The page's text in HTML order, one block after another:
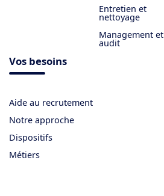
Entretien et
nettoyage
Management et
audit
Vos besoins
Aide au recrutement
Notre approche
Dispositifs
Métiers